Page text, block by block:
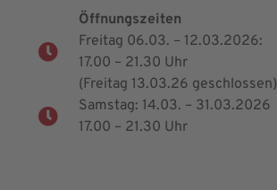
Öffnungszeiten
Freitag 06.03. – 12.03.2026:
17.00 – 21.30 Uhr
(Freitag 13.03.26 geschlossen)
Samstag: 14.03. – 31.03.2026
17.00 – 21.30 Uhr